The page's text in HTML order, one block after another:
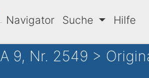
Navigator Suche Hilfe
9, Nr. 2549 >